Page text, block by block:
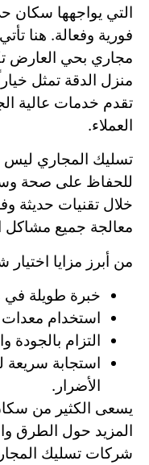
التي يواجهها سكان
فورية وفعالة. هنا
مجاري بحي العارض
منزل الدقة تمثل
تقدم خدمات عالية
العملاء.
تسليك المجاري ليس
للحفاظ على صحة
خلال تقنيات حديثة
معالجة جميع مشاكل
من أبرز مزايا
خبرة طويلة في
استخدام معدات
التزام بالجودة
استجابة سريعة
الأضرار.
يسعى الكثير من
المزيد حول الطرق
شركات تسليك